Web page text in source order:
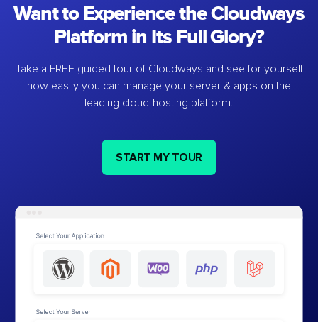
Want to Experience the Cloudways
Platform in Its Full Glory?
Take a FREE guided tour of Cloudways and see for yourself
how easily you can manage your server & apps on the
leading cloud-hosting platform.
START MY TOUR